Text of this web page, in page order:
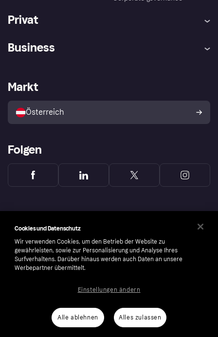
Privat
Shops entdecken
Business
Händlerportal
Markt
Österreich
Folgen
number: 556737-0431
Cookies Klarna.com
Cookies und Datenschutz
Wir verwenden Cookies, um den Betrieb der Website zu
gewährleisten, sowie zur Personalisierung und Analyse Ihres
Surfverhaltens. Darüber hinaus werden auch Daten an unsere
Werbepartner übermittelt.
Alle ablehnen Alles zulassen
Einstellungen ändern